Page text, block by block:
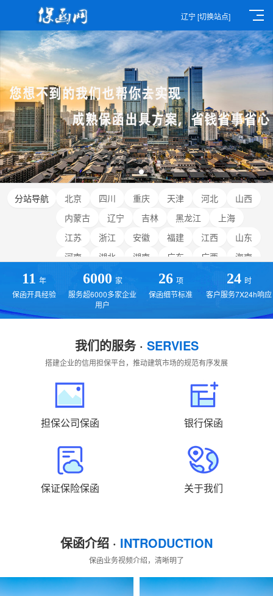
辽宁[切换站点]
分站导航 北京 四川 重庆 天津 河北
山西
内蒙古
辽宁 吉林 黑龙江
上海
江苏
浙江 安徽 福建 江西
山东
河南
湖北 湖南 广东 广西
海南
云南 陕西
青海
宁夏
新疆 国外 返回主站
11 年
保函开具经验
6000 家
服务超6000多家企业
用户
26 项
保函细节标准
24 时
客户服务7X24h响应
我们的服务 · SERVIES
搭建企业的信用担保平台，推动建筑市场的规范有序发展
担保公司保函 银行保函
保证保险保函 关于我们
保函介绍 · INTRODUCTION
保函业务视频介绍，清晰明了